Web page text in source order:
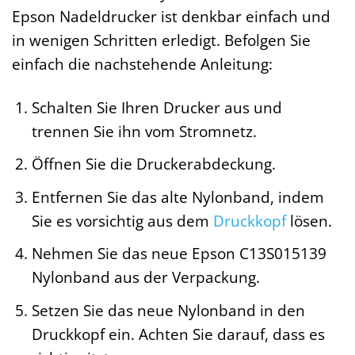
Epson Nadeldrucker ist denkbar einfach und
in wenigen Schritten erledigt. Befolgen Sie
einfach die nachstehende Anleitung:
Schalten Sie Ihren Drucker aus und
trennen Sie ihn vom Stromnetz.
Öffnen Sie die Druckerabdeckung.
Entfernen Sie das alte Nylonband, indem
Sie es vorsichtig aus dem Druckkopflösen.
Nehmen Sie das neue Epson C13S015139
Nylonband aus der Verpackung.
Setzen Sie das neue Nylonband in den
Druckkopf ein. Achten Sie darauf, dass es